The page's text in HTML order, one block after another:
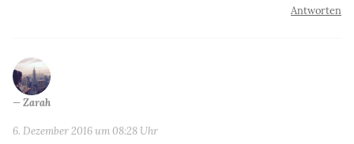
Antworten
Zarah
6. Dezember 2016 um 08:28 Uhr